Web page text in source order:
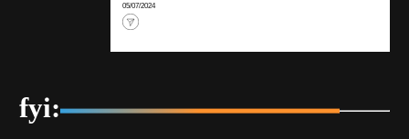
05/07/2024
fyi: